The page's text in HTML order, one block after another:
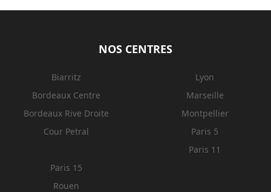
NOS CENTRES
Biarritz
Bordeaux Centre
Bordeaux Rive Droite
Cour Petral
Lyon
Marseille
Montpellier
Paris 5
Paris 11
Paris 15
Rouen